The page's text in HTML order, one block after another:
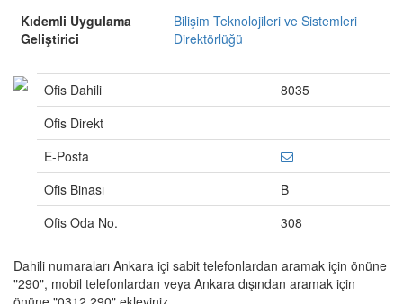
Kıdemli Uygulama
Geliştirici
Bilişim Teknolojileri ve Sistemleri
Direktörlüğü
Ofis Dahili
8035
Ofis Direkt
E-Posta
Ofis Binası
B
Ofis Oda No.
308
Dahili numaraları Ankara içi sabit telefonlardan aramak için önüne
"290", mobil telefonlardan veya Ankara dışından aramak için